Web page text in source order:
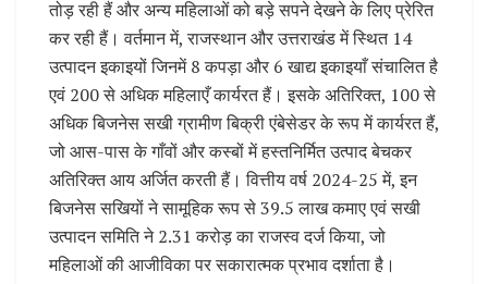
तोड़ रही हैं और अन्य महिलाओं को बड़े सपने देखने के लिए प्रेरित
कर रही हैं। वर्तमान में, राजस्थान और उत्तराखंड में स्थित 14
उत्पादन इकाइयों जिनमें 8 कपड़ा और 6 खाद्य इकाइयाँ संचालित है
एवं 200 से अधिक महिलाएँ कार्यरत हैं। इसके अतिरिक्त, 100 से
अधिक बिजनेस सखी ग्रामीण बिक्री एंबेसेडर के रूप में कार्यरत हैं,
जो आस-पास के गाँवों और कस्बों में हस्तनिर्मित उत्पाद बेचकर
अतिरिक्त आय अर्जित करती हैं। वित्तीय वर्ष 2024-25 में, इन
बिजनेस सखियों ने सामूहिक रूप से 39.5 लाख कमाए एवं सखी
उत्पादन समिति ने 2.31 करोड़ का राजस्व दर्ज किया, जो
महिलाओं की आजीविका पर सकारात्मक प्रभाव दर्शाता है।